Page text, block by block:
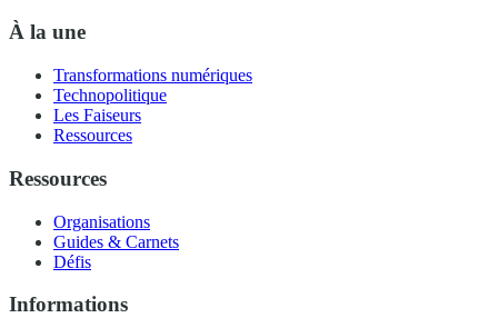
À la une
Transformations numériques
Technopolitique
Les Faiseurs
Ressources
Ressources
Organisations
Guides & Carnets
Défis
Informations